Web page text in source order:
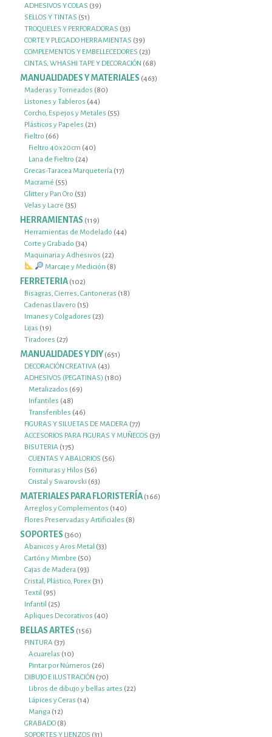
productos
ADHESIVOS Y COLAS 3939
SELLOS Y TINTAS 5151
productos
TROQUELES Y PERFORADORAS 3333
productos
CORTE Y PLEGADO HERRAMIENTAS 3939
productos
COMPLEMENTOS Y EMBELLECEDORES 2323
productos
CINTAS, WHASHI TAPE Y DECORACIÓN 6868
productos
MANUALIDADES Y MATERIALES 463463
Maderas y Torneados 8080
Listones y Tableros 4444
productos
Corcho, Espejos y Metales 5555
Plásticos y Papeles 2121
Fieltro 6666
productos
Fieltro 40x20cm 4040
Lana de Fieltro 2424
productos
Grecas-Taracea Marquetería 1717
Macramé 5555
productos
Glitter y Pan Oro 5353
Velas y Lacre 3535
productos
HERRAMIENTAS 119119
productos
Herramientas de Modelado 4444
Corte y Grabado 3434
productos
Maquinaria y Adhesivos 2222
productos
Marcaje y Medición 88
FERRETERIA 102102
productos
Bisagras, Cierres, Cantoneras 1818
Cadenas Llavero 1515
productos
Imanes y Colgadores 2323
Lijas 1919
productos
Tiradores 2727
productos
MANUALIDADES Y DIY 651651
DECORACIÓN CREATIVA 4343
productos
ADHESIVOS (PEGATINAS) 180180
Metalizados 6969
Infantiles 4848
productos
Transferibles 4646
productos
FIGURAS Y SILUETAS DE MADERA 7777
productos
ACCESORIOS PARA FIGURAS Y MUÑECOS 3737
BISUTERIA 175175
productos
CUENTAS Y ABALORIOS 5656
Fornituras y Hilos 5656
productos
Cristal y Swarovski 6363
productos
MATERIALES PARA FLORISTERÍA 166166
Arreglos y Complementos 140140
productos
Flores Preservadas y Artificiales 88
SOPORTES 360360
productos
Abanicos y Aros Metal 3333
Cartón y Mimbre 5050
productos
Cajas de Madera 9393
productos
Cristal, Plástico, Porex 3131
Textil 9595
productos
Infantil 2525
productos
Apliques Decorativos 4040
BELLAS ARTES 156156
PINTURA 3737
productos
Acuarelas 1010
productos
Pintar por Números 2626
productos
DIBUJO E ILUSTRACIÓN 7070
productos
Libros de dibujo y bellas artes 2222
Lápices y Ceras 1414
Manga 1212
productos
GRABADO 88
productos
SOPORTES Y LIENZOS 3131